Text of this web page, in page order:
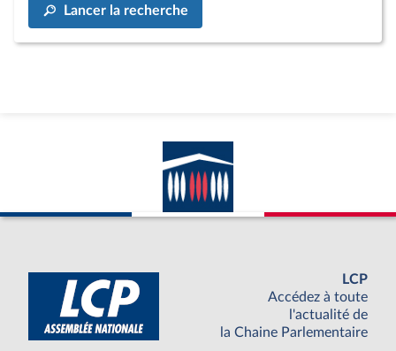
Lancer la recherche
LCP
Accédez à toute
l'actualité de
la Chaine Parlementaire